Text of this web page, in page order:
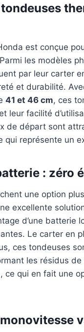
tondeuses
est conçue
les modèles
par leur carter
et durabilité.
41 et 46 cm, ces
leur facilité
de départ sont
qui représente un
:
une option
excellente
d’une
Le carter en
ces tondeuses
les résidus
, ce qui en fait une